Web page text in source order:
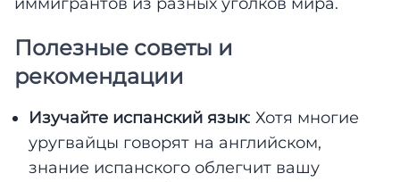
Полезные советы и
рекомендации
Изучайте испанский язык: Хотя многие
уругвайцы говорят на английском,
знание испанского облегчит вашу